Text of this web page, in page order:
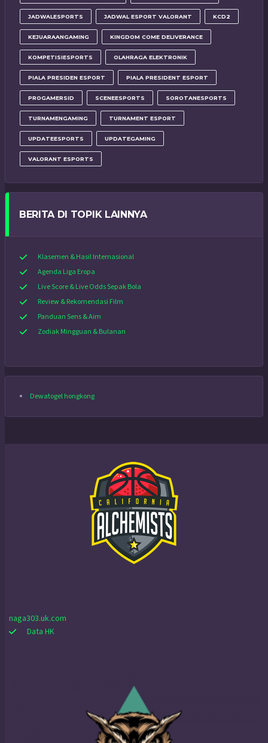
JADWALESPORTS JADWAL ESPORT VALORANT KCD2
KEJUARAANGAMING KINGDOM COME DELIVERANCE
KOMPETISIESPORTS OLAHRAGA ELEKTRONIK
PIALA PRESIDEN ESPORT PIALA PRESIDENT ESPORT
PROGAMERSID SCENEESPORTS SOROTANESPORTS
TURNAMENGAMING TURNAMENT ESPORT
UPDATEESPORTS UPDATEGAMING
VALORANT ESPORTS
BERITA DI TOPIK LAINNYA
Klasemen & Hasil Internasional
Agenda Liga Eropa
Live Score & Live Odds Sepak Bola
Review & Rekomendasi Film
Panduan Sens & Aim
Zodiak Mingguan & Bulanan
Dewatogel hongkong
naga303.uk.com
Data HK